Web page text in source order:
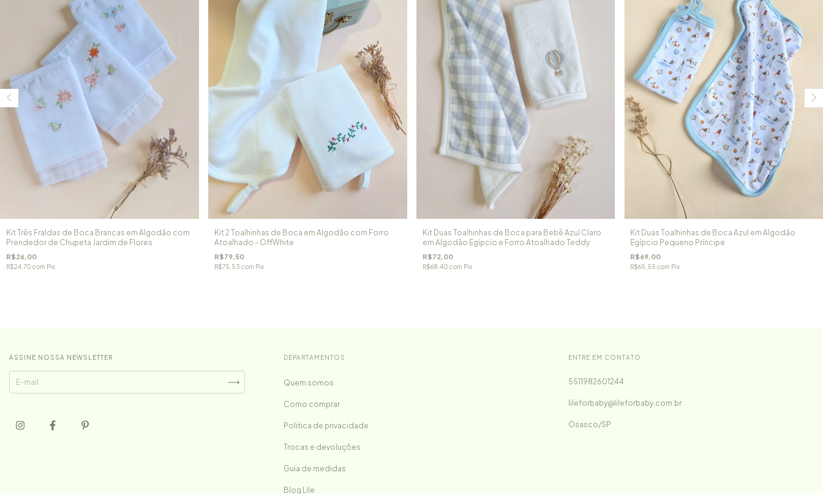
Kit Três Fraldas de Boca Brancas em Algodão com
Prendedor de Chupeta Jardim de Flores
R$26,00
R$24,70 com Pix
Kit 2 Toalhinhas de Boca em Algodão com Forro
Atoalhado - OffWhite
R$79,50
R$75,53 com Pix
Kit Duas Toalhinhas de Boca para Bebê Azul Claro
em Algodão Egípcio e Forro Atoalhado Teddy
R$72,00
R$68,40 com Pix
Kit Duas Toalhinhas de Boca Azul em Algodão
Egípcio Pequeno Príncipe
R$69,00
R$65,55com Pix
ASSINE NOSSA NEWSLETTER DEPARTAMENTOS
Quem somos
Como comprar
Politica de privacidade
Trocas e devoluções
Guia de medidas
Blog Lile
ENTRE EM CONTATO
5511982601244
lileforbaby@lileforbaby.com.br
Osasco/SP